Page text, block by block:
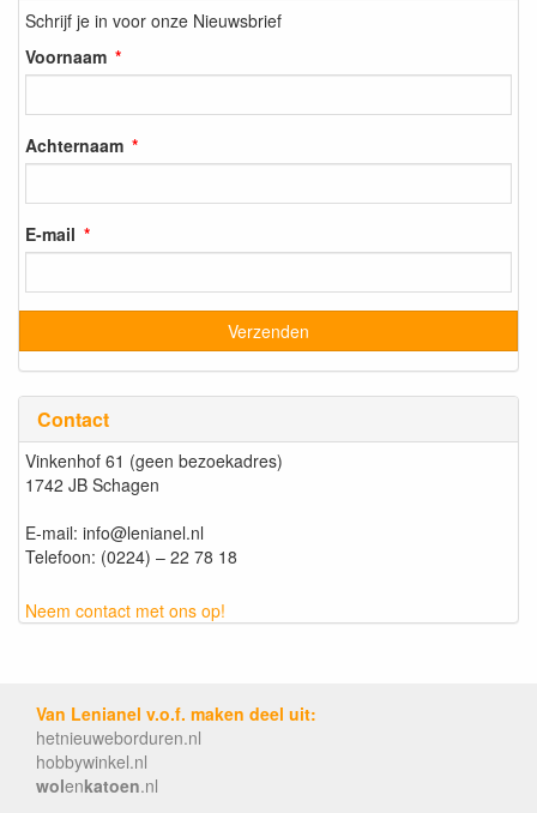
Schrijf je in voor onze Nieuwsbrief
Voornaam
Achternaam
E-mail
Contact
Vinkenhof 61 (geen bezoekadres)
1742 JB Schagen
E-mail: info@lenianel.nl
Telefoon: (0224) – 22 78 18
Neem contact met ons op!
Van Lenianel v.o.f. maken deel uit:
hetnieuweborduren.nl
hobbywinkel.nl
wolenkatoen.nl